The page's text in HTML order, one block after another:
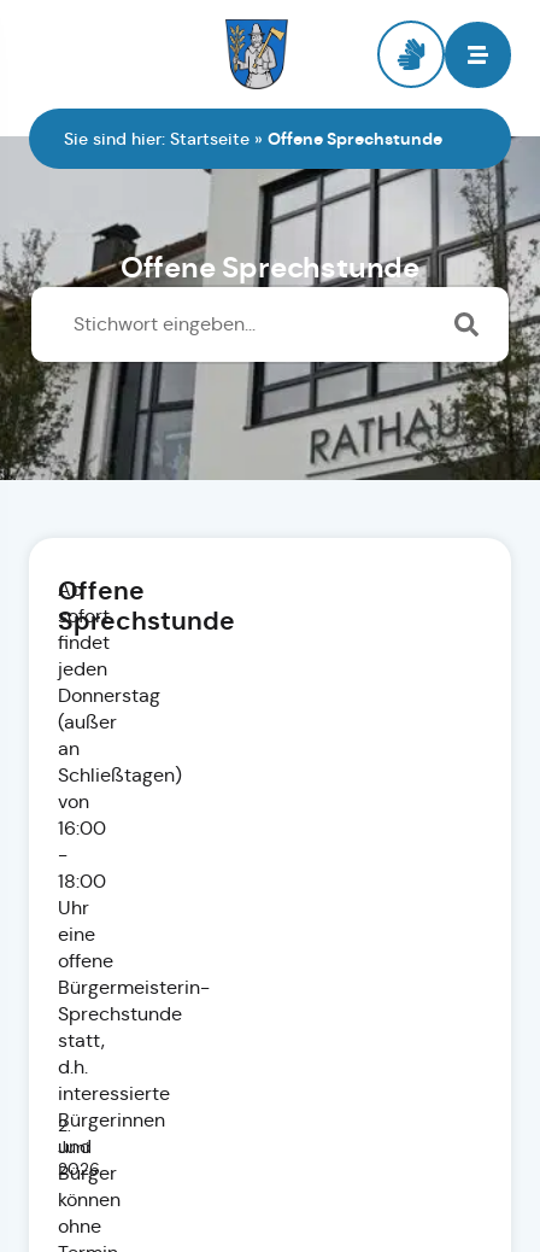
Sie sind hier: Startseite » Offene Sprechstunde
Offene Sprechstunde
2.
Juni
2026
Offene
Sprechstunde
Ab
sofort
findet
jeden
Donnerstag
(außer
an
Schließtagen)
von
16:00
-
18:00
Uhr
eine
offene
Bürgermeisterin-
Sprechstunde
statt,
d.h.
interessierte
Bürgerinnen
und
Bürger
können
ohne